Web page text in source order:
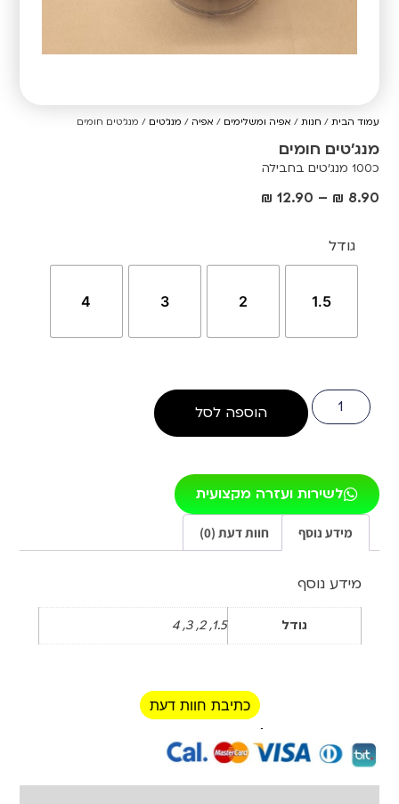
עמוד הבית / חנות / אפיה ומשלימים / אפיה / מנג'טים / מנג'טים חומים
מנג'טים חומים
כ100 מנג'טים בחבילה
₪ 8.90
–
₪ 12.90
גודל
1.5
2
3
4
הוספה לסל
לשירות ועזרה מקצועית
מידע נוסף חוות דעת (0)
מידע נוסף
גודל 1.5, 2, 3, 4
כתיבת חוות דעת
רכישה מאובטחת!